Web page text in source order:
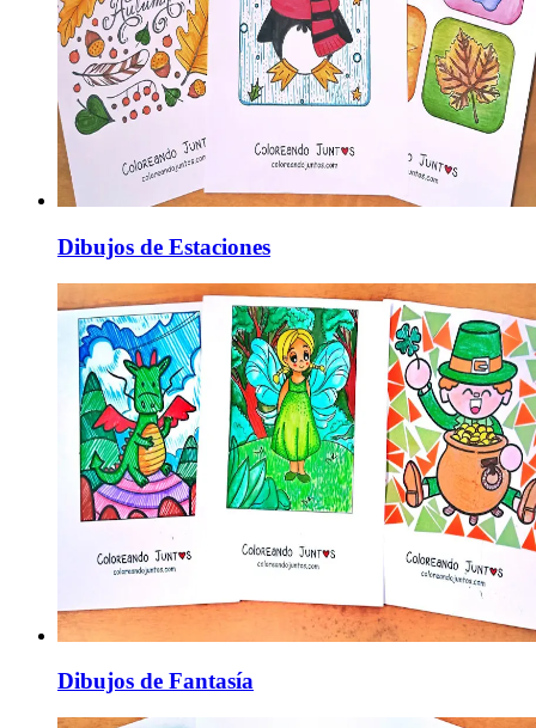
Dibujos de Estaciones
Dibujos de Fantasía